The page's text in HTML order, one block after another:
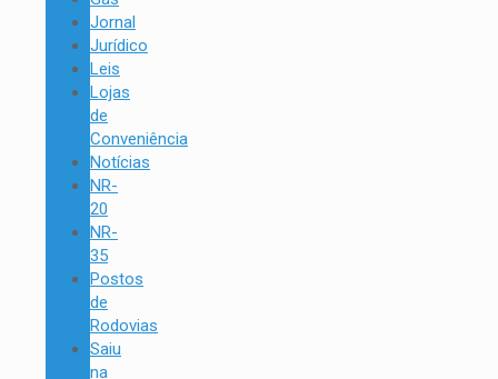
Jornal
Jurídico
Leis
Lojas
de
Conveniência
Notícias
NR-
20
NR-
35
Postos
de
Rodovias
Saiu
na